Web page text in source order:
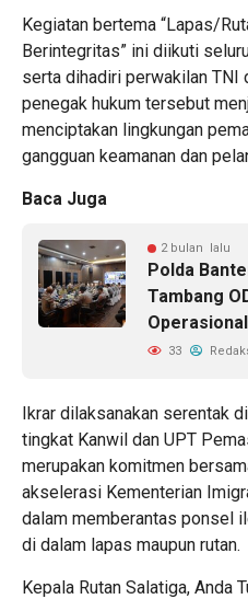
Kegiatan bertema “Lapas/
Berintegritas” ini diikuti
serta dihadiri perwakilan TNI
penegak hukum tersebut
menciptakan lingkungan
gangguan keamanan dan
Baca Juga
2 bulan lalu
Polda
Tambang
Operasional
33
Ikrar dilaksanakan serentak
tingkat Kanwil dan UPT
merupakan komitmen
akselerasi Kementerian
dalam memberantas ponsel
di dalam lapas maupun rutan.
Kepala Rutan Salatiga, Anda